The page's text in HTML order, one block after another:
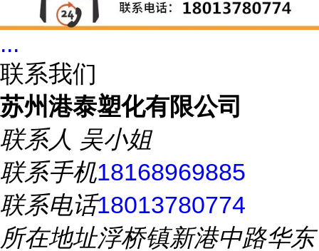
...
联系我们
苏州港泰塑化有限公司
联系人 吴小姐
联系手机18168969885
联系电话18013780774
所在地址浮桥镇新港中路华东